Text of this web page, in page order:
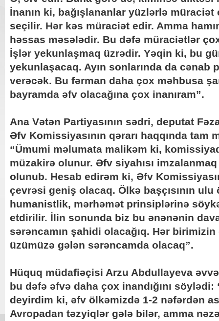
İnanın ki, bağışlananlar yüzlərlə
seçilir. Hər kəs müraciət edir. Amma
həssas məsələdir. Bu dəfə müraciətlər
İşlər yekunlaşmaq üzrədir. Yəqin ki, bu
yekunlaşacaq. Ayın sonlarında da cənab
verəcək. Bu fərman daha çox məhbusa
bayramda əfv olacağına çox inanıram”.
Ana Vətən Partiyasının sədri, deputat
Əfv Komissiyasının qərarı haqqında tam
“Ümumi məlumata malikəm ki,
müzakirə olunur. Əfv siyahısı
olunub. Hesab edirəm ki, Əfv
çevrəsi geniş olacaq. Ölkə başçısının
humanistlik, mərhəmət prinsiplərinə
etdirilir. İlin sonunda biz bu ənənənin
sərəncamın şahidi olacağıq. Hər
üzümüzə gələn sərəncamda olacaq”.
Hüquq müdafiəçisi Arzu Abdullayeva
bu dəfə əfvə daha çox inandığını
deyirdim ki, əfv ölkəmizdə 1-2 nəfərdən
Avropadan təzyiqlər gələ bilər, amma